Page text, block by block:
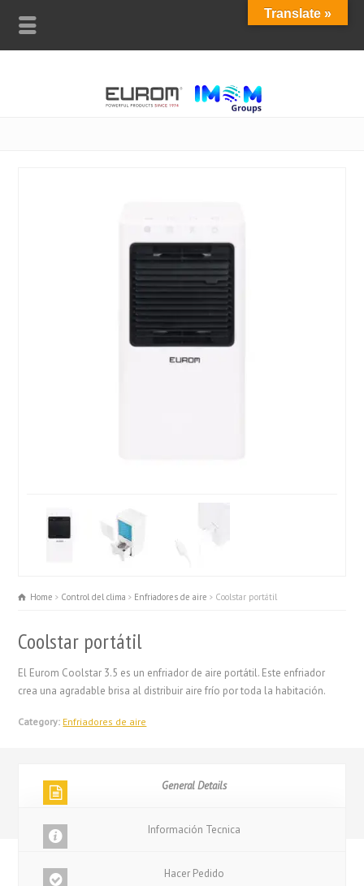
Home Control del clima Enfriadores de aire Coolstar portátil
Coolstar portátil
El Eurom Coolstar 3.5 es un enfriador de aire portátil. Este enfriador
crea una agradable brisa al distribuir aire frío por toda la habitación.
Category: Enfriadores de aire
General Details
Información Tecnica
Hacer Pedido
Translate »